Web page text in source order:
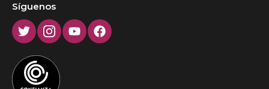
Síguenos
TwitterInstagram
YoutubeFacebook